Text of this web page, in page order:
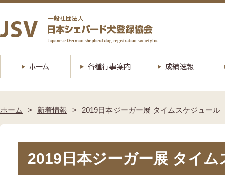
ホーム 新着情報 2019日本ジーガー展 タイムスケジュール
2019日本ジーガー展 タイム